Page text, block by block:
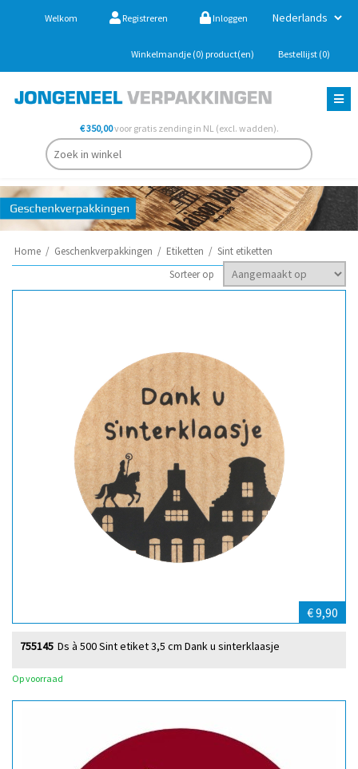
Welkom Registreren Inloggen
Winkelmandje (0) product(en) Bestellijst (0)
€ 350,00voor gratis zending in NL (excl. wadden).
Home / Geschenkverpakkingen / Etiketten / Sint etiketten
Sorteer op
€ 9,90
Ds à 500 Sint etiket 3,5 cm Dank u sinterklaasje
755145
Op voorraad